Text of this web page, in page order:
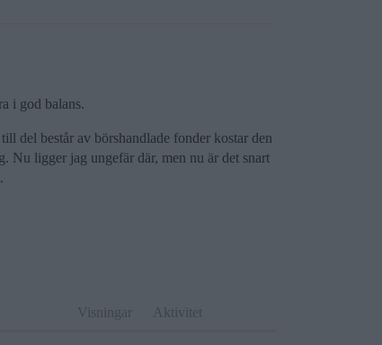
i god balans.
del består av börshandlade fonder kostar den
Nu ligger jag ungefär där, men nu är det snart
Visningar Aktivitet